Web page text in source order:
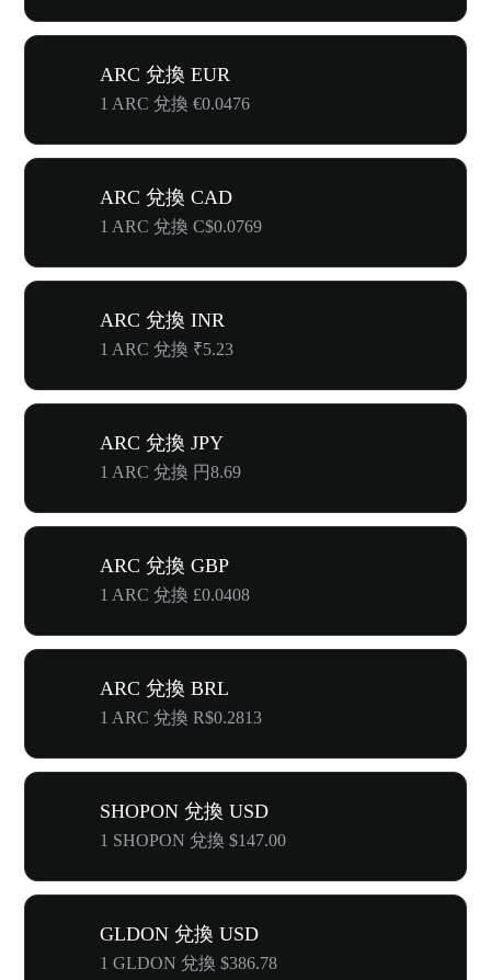
ARC 兌換 EUR
1 ARC 兌換 €0.0476
ARC 兌換 CAD
1 ARC 兌換 C$0.0769
ARC 兌換 INR
1 ARC 兌換 ₹5.23
ARC 兌換 JPY
1 ARC 兌換 円8.69
ARC 兌換 GBP
1 ARC 兌換 £0.0408
ARC 兌換 BRL
1 ARC 兌換 R$0.2813
SHOPON 兌換 USD
1 SHOPON 兌換 $147.00
GLDON 兌換 USD
1 GLDON 兌換 $386.78